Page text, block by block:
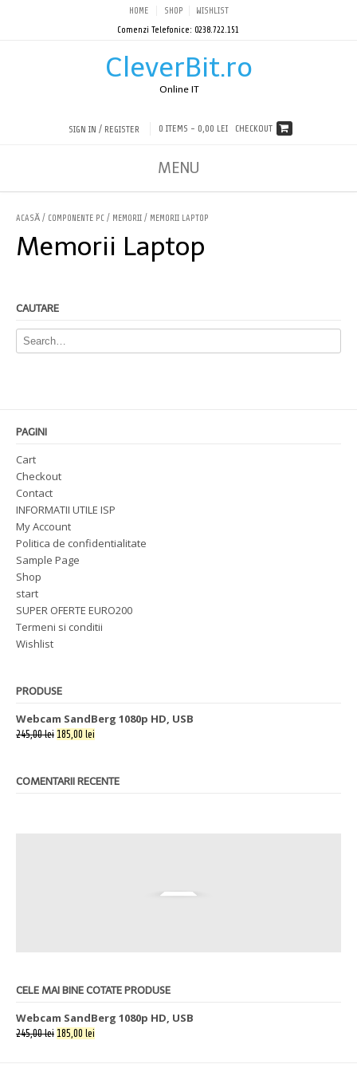
HOME SHOP
WISHLIST
Comenzi Telefonice: 0238.722.151
CleverBit.ro
Online IT
SIGN IN / REGISTER 0 ITEMS - 0,00 LEI CHECKOUT
MENU
ACASĂ / COMPONENTE PC / MEMORII / MEMORII LAPTOP
Memorii Laptop
CAUTARE
PAGINI
Cart
Checkout
Contact
INFORMATII UTILE ISP
My Account
Politica de confidentialitate
Sample Page
Shop
start
SUPER OFERTE EURO200
Termeni si conditii
Wishlist
PRODUSE
Webcam SandBerg 1080p HD, USB
245,00 lei 185,00 lei
COMENTARII RECENTE
CELE MAI BINE COTATE PRODUSE
Webcam SandBerg 1080p HD, USB
245,00 lei 185,00 lei